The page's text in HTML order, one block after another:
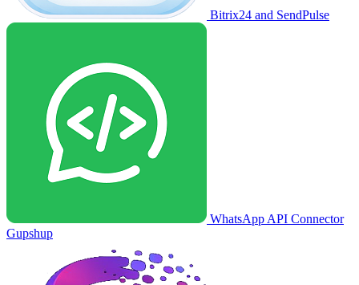
Bitrix24 and SendPulse
WhatsApp API Connector
Gupshup